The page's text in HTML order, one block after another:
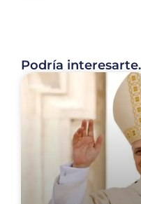
Podría